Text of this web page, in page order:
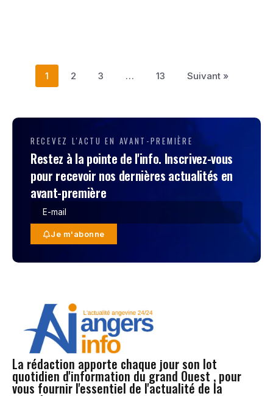
1 2 3 … 13 Suivant »
RECEVEZ L'ACTU EN AVANT-PREMIÈRE
Restez à la pointe de l'info. Inscrivez-vous
pour recevoir nos dernières actualités en
avant-première
Je m'abonne
La rédaction apporte chaque jour son lot
quotidien d'information du grand Ouest , pour
vous fournir l'essentiel de l'actualité de la